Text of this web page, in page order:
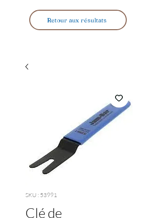
Retour aux résultats
SKU : 53991
Clé de